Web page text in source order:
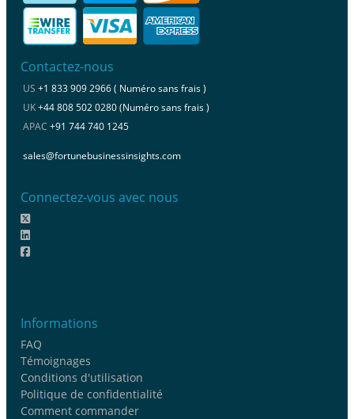
Contactez-nous
US +1 833 909 2966 ( Numéro sans frais )
UK+44 808 502 0280 (Numéro sans frais )
APAC +91 744 740 1245
sales@fortunebusinessinsights.com
Connectez-vous avec nous
Informations
FAQ
Témoignages
Conditions d'utilisation
Politique de confidentialité
Comment commander